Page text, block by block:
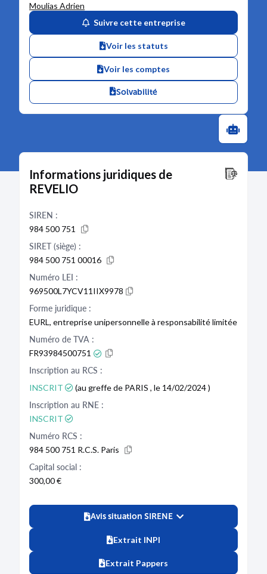
Moulias Adrien
Suivre cette entreprise
Voir les statuts
Voir les comptes
Solvabilité
Informations juridiques de
REVELIO
SIREN :
984 500 751
SIRET (siège) :
984 500 751 00016
Numéro LEI :
969500L7YCV11IIX9978
Forme juridique :
EURL, entreprise unipersonnelle à responsabilité limitée
Numéro de TVA :
FR93984500751
Inscription au RCS :
INSCRIT
(au greffe de PARIS , le 14/02/2024 )
Inscription au RNE :
INSCRIT
Numéro RCS :
984 500 751 R.C.S. Paris
Capital social :
300,00 €
Avis situation SIRENE
Extrait INPI
Extrait Pappers